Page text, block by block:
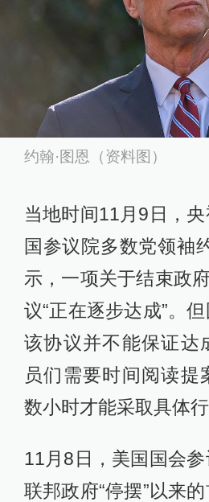
约翰·图恩（资料图）
当地时间11月9日，
国参议院多数党领袖
示，一项关于结束政
议“正在逐步达成”。
该协议并不能保证达
员们需要时间阅读提
数小时才能采取具体行
11月8日，美国国会
联邦政府“停摆”以来